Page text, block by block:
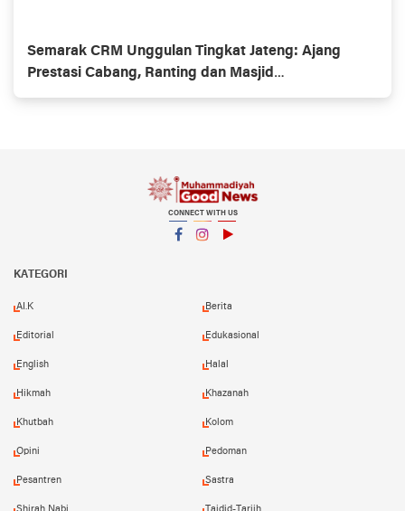
Semarak CRM Unggulan Tingkat Jateng: Ajang
Prestasi Cabang, Ranting dan Masjid
Muhammadiyaĥ
CONNECT WITH US
KATEGORI
AI.K Berita
Editorial Edukasional
English Halal
Hikmah Khazanah
Khutbah Kolom
Opini Pedoman
Pesantren Sastra